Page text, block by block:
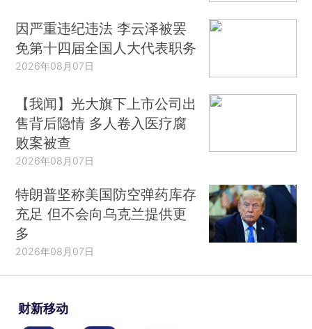
因严重违纪违法 李云泽被罢
免第十四届全国人大代表职务
2026年08月07日
【我闻】光大旗下上市公司出
售背后隐情 多人卷入医疗腐
败案被查
2026年08月07日
特朗普坚称美国防空弹药库存
充足 但不会向乌克兰提供更
多
2026年08月07日
财新移动